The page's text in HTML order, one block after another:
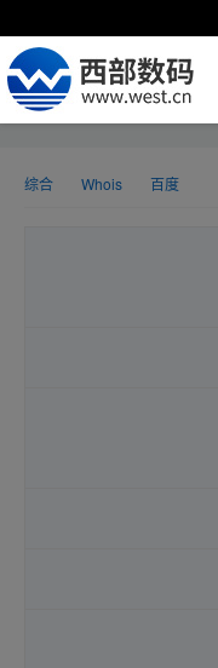
综合 Whois 百度